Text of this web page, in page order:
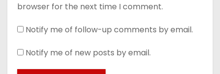
browser for the next time I comment.
Notify me of follow-up comments by email.
Notify me of new posts by email.